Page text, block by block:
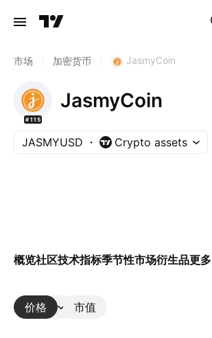
市场 加密货币 JasmyCoin
#115
JasmyCoin
JASMYUSD Crypto assets
概览社区技术指标季节性市场衍生品更多
价格 市值
更多